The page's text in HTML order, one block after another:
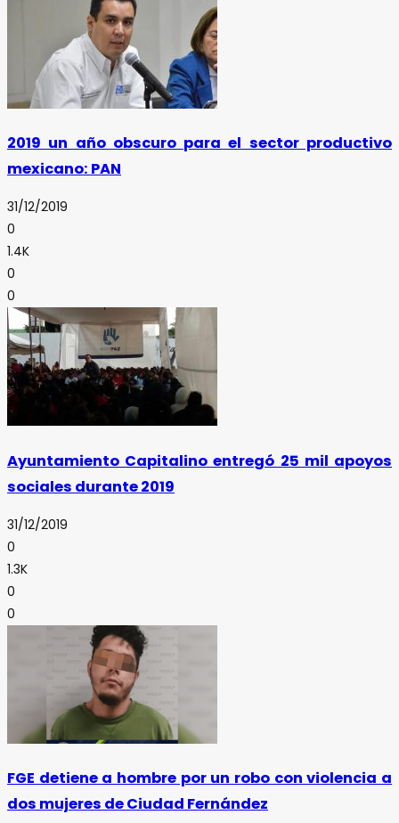
2019 un año obscuro para el sector productivo
mexicano: PAN
31/12/2019
0
1.4K
0
0
Ayuntamiento Capitalino entregó 25 mil apoyos
sociales durante 2019
31/12/2019
0
1.3K
0
0
FGE detiene a hombre por un robo con violencia a
dos mujeres de Ciudad Fernández